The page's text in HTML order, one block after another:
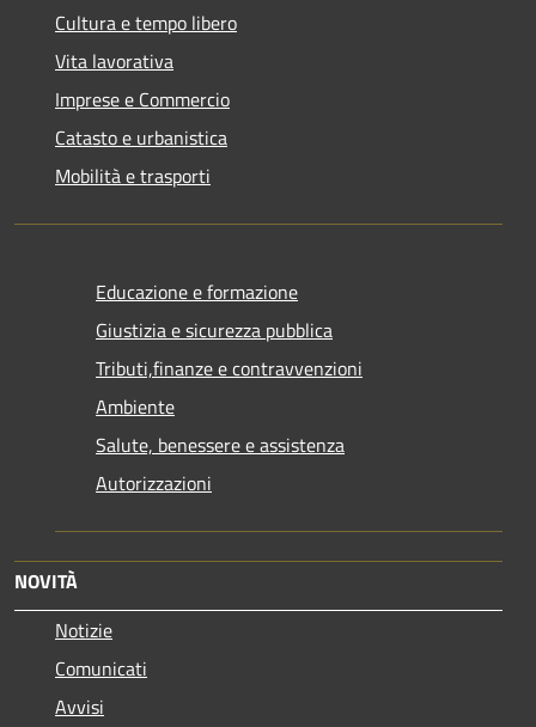
Cultura e tempo libero
Vita lavorativa
Imprese e Commercio
Catasto e urbanistica
Mobilità e trasporti
Educazione e formazione
Giustizia e sicurezza pubblica
Tributi,finanze e contravvenzioni
Ambiente
Salute, benessere e assistenza
Autorizzazioni
NOVITÀ
Notizie
Comunicati
Avvisi